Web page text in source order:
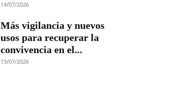
14/07/2026
Más vigilancia y nuevos
usos para recuperar la
convivencia en el...
13/07/2026